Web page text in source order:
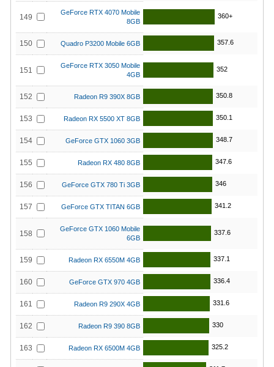
149
GeForce RTX 4070 Mobile
8GB
360+
150 Quadro P3200 Mobile 6GB 357.6
151
GeForce RTX 3050 Mobile
4GB
352
152 Radeon R9 390X 8GB 350.8
153 Radeon RX 5500 XT 8GB 350.1
154 GeForce GTX 1060 3GB 348.7
155 Radeon RX 480 8GB 347.6
156 GeForce GTX 780 Ti 3GB 346
157 GeForce GTX TITAN 6GB 341.2
158
GeForce GTX 1060 Mobile
6GB
337.6
159 Radeon RX 6550M 4GB 337.1
160 GeForce GTX 970 4GB 336.4
161 Radeon R9 290X 4GB 331.6
162 Radeon R9 390 8GB 330
163 Radeon RX 6500M 4GB 325.2